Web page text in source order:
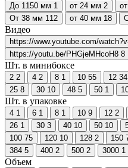
До 1150 мм 1 от 24 мм 2
От 38 мм 112 от 40 мм 18
Видео
https://www.youtube.com/
https://youtu.be/PHGjeMHcoH8 8
Шт. в минибоксе
2 2 4 2 8 1 10 55 12 34
25 8 30 10 48 5 50 1
Шт. в упаковке
4 1 6 1 8 1 10 9 12 2
26 1 30 3 40 10 50 10
100 75 120 10 128 2 150
384 5 400 2 500 2 3000 1
Объем